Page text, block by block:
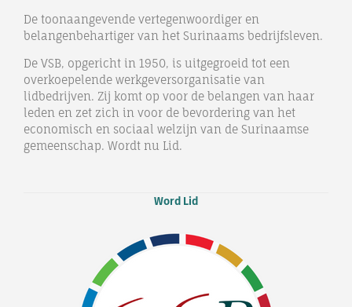
De toonaangevende vertegenwoordiger en
belangenbehartiger van het Surinaams bedrijfsleven.
De VSB, opgericht in 1950, is uitgegroeid tot een
overkoepelende werkgeversorganisatie van
lidbedrijven. Zij komt op voor de belangen van haar
leden en zet zich in voor de bevordering van het
economisch en sociaal welzijn van de Surinaamse
gemeenschap. Wordt nu Lid.
Word Lid